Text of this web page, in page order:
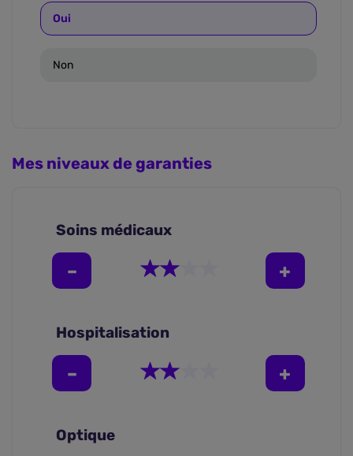
Oui
Non
Mes niveaux de garanties
Soins médicaux
Hospitalisation
Optique